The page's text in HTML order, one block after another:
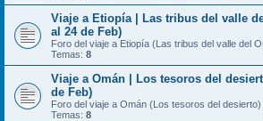
Viaje a Etiopía | Las tribus del valle
al 24 de Feb)
Foro del viaje a Etiopía (Las tribus del valle del
Temas: 8
Viaje a Omán | Los tesoros del
de Feb)
Foro del viaje a Omán (Los tesoros del
Temas: 8